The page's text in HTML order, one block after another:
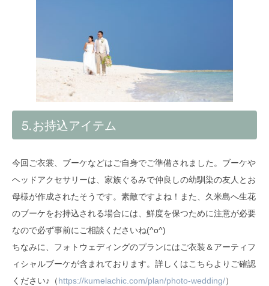
⒌お持込アイテム
今回ご衣裳、ブーケなどはご自身でご準備されました。ブーケや
ヘッドアクセサリーは、家族ぐるみで仲良しの幼馴染の友人とお
母様が作成されたそうです。素敵ですよね！また、久米島へ生花
のブーケをお持込される場合には、鮮度を保つために注意が必要
なので必ず事前にご相談くださいね(^o^)
ちなみに、フォトウェディングのプランにはご衣装＆アーティフ
ィシャルブーケが含まれております。詳しくはこちらよりご確認
ください♪（https://kumelachic.com/plan/photo-wedding/）